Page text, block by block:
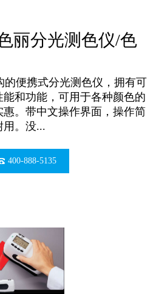
丽分光测色仪/色
的便携式分光测色仪，拥有可
和功能，可用于各种颜色的
。带中文操作界面，操作简
用。没...
400-888-5135